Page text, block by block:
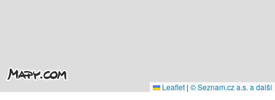
Leaflet | © Seznam.cz a.s. a další